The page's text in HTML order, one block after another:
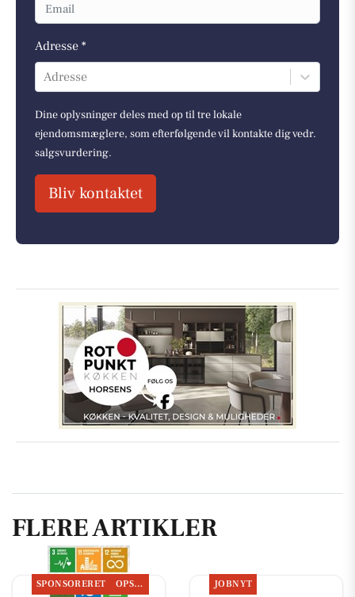
Adresse *
Adresse
Dine oplysninger deles med op til tre lokale
ejendomsmæglere, som efterfølgende vil kontakte dig vedr.
salgsvurdering.
Bliv kontaktet
FLERE ARTIKLER
SPONSORERET OPSLAGSTAVLEN JOBNYT